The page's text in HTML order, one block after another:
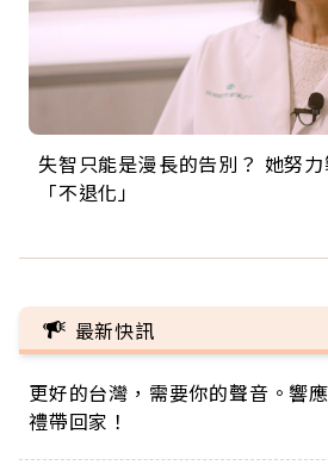
失智只能是漫長的告別？ 她努
「不退化」
來自剛果的巧克力神父 為台灣奉
的家，我連作夢都講台語！」
63歲卸矽谷副總、搬回台灣找
丑」走進安養院，逗樂上萬爺奶
104歲打破金氏世界紀錄 成為全
手，分享長壽的秘密原來是「這
事業巔峰他選擇追夢…黑手阿伯
巨蛋！連CNN都大讚！
最新快訊
更好的台灣，需要你的聲音。響
禮帶回家！